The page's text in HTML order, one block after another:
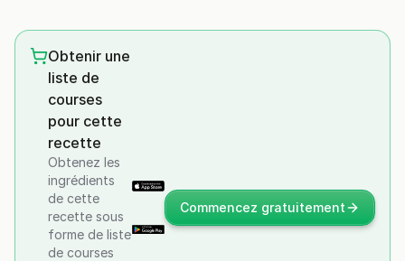
Obtenir une
liste de
courses
pour cette
recette
Obtenez les
ingrédients
de cette
recette sous
forme de liste
de courses
Commencez gratuitement